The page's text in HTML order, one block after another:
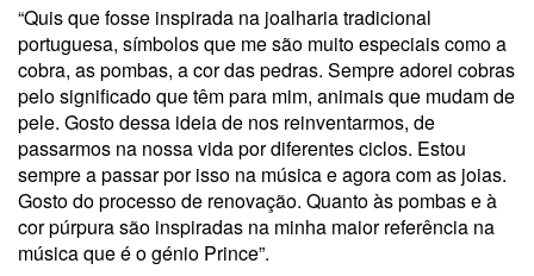
“Quis que fosse inspirada na joalharia tradicional
portuguesa, símbolos que me são muito especiais como a
cobra, as pombas, a cor das pedras. Sempre adorei cobras
pelo significado que têm para mim, animais que mudam de
pele. Gosto dessa ideia de nos reinventarmos, de
passarmos na nossa vida por diferentes ciclos. Estou
sempre a passar por isso na música e agora com as joias.
Gosto do processo de renovação. Quanto às pombas e à
cor púrpura são inspiradas na minha maior referência na
música que é o génio Prince”.